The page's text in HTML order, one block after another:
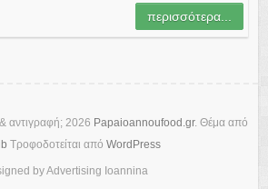
περισσότερα...
αντιγραφή; 2026 Papaioannoufood.gr. Θέμα από
Τροφοδοτείται από WordPress
by Advertising Ioannina